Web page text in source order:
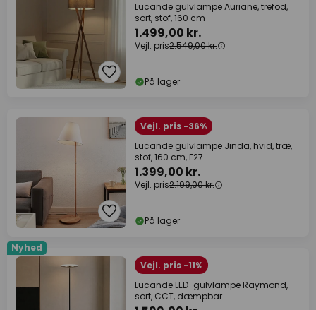
Lucande gulvlampe Auriane, trefod,
sort, stof, 160 cm
1.499,00 kr.
Vejl. pris2.549,00 kr.
På lager
Vejl. pris -36%
Lucande gulvlampe Jinda, hvid, træ,
stof, 160 cm, E27
1.399,00 kr.
Vejl. pris2.199,00 kr.
På lager
Nyhed
Vejl. pris -11%
Lucande LED-gulvlampe Raymond,
sort, CCT, dæmpbar